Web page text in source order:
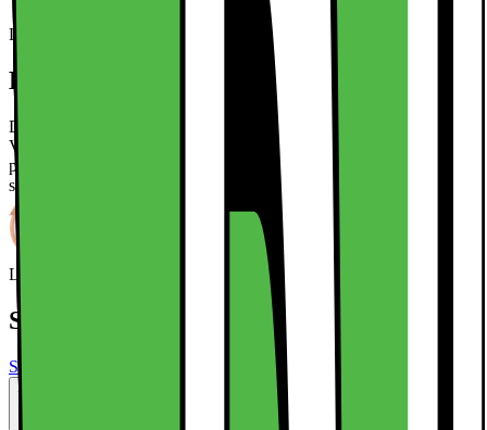
Leverandørens EcoVadis-score Læs mere om EcoVadis
Kort om produktet
Det har aldrig været nemmere at specialtilpasse dit mobilcover.
Vores fantastiske Print Packs er indlæg, der er designet til at passe
perfekt mellem din telefon og et gennemsigtigt cover, så du kan
skabe et alsidigt og tilpasningsdygtigt look.
Læs mere om produktet
Leverandørens EcoVadis-score Læs mere om EcoVadis
Specifikationer
Se alle specifikationer
Solgt af